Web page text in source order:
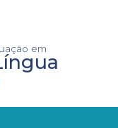
em